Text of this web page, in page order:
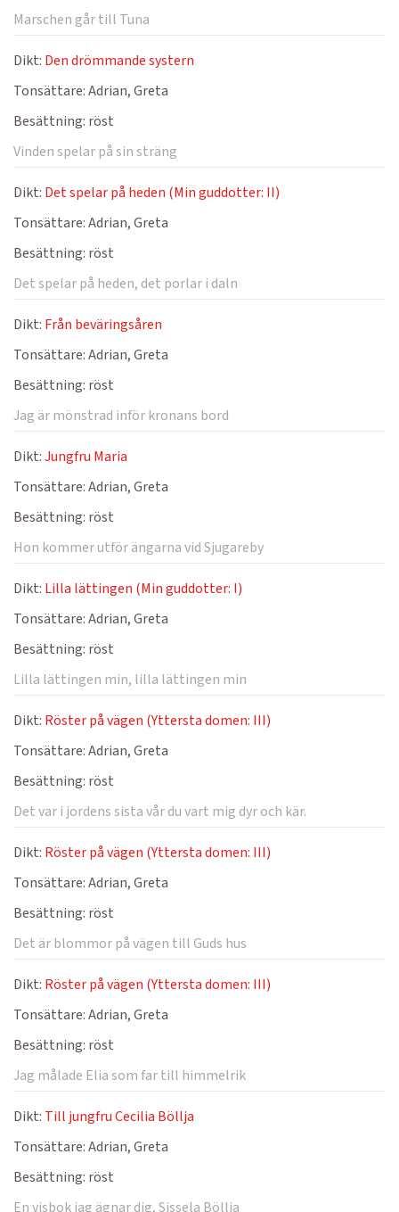
Marschen går till Tuna
Dikt: Den drömmande systern
Tonsättare:Adrian, Greta
Besättning: röst
Vinden spelar på sin sträng
Dikt: Det spelar på heden (Min guddotter: II)
Tonsättare:Adrian, Greta
Besättning: röst
Det spelar på heden, det porlar i daln
Dikt: Från beväringsåren
Tonsättare:Adrian, Greta
Besättning: röst
Jag är mönstrad inför kronans bord
Dikt:Jungfru Maria
Tonsättare:Adrian, Greta
Besättning: röst
Hon kommer utför ängarna vid Sjugareby
Dikt: Lilla lättingen (Min guddotter: I)
Tonsättare:Adrian, Greta
Besättning: röst
Lilla lättingen min, lilla lättingen min
Dikt: Röster på vägen (Yttersta domen: III)
Tonsättare:Adrian, Greta
Besättning: röst
Det var i jordens sista vår du vart mig dyr och kär.
Dikt: Röster på vägen (Yttersta domen: III)
Tonsättare:Adrian, Greta
Besättning: röst
Det är blommor på vägen till Guds hus
Dikt: Röster på vägen (Yttersta domen: III)
Tonsättare:Adrian, Greta
Besättning: röst
Jag målade Elia som far till himmelrik
Dikt: Till jungfru Cecilia Böllja
Tonsättare:Adrian, Greta
Besättning: röst
En visbok jag ägnar dig, Sissela Böllja